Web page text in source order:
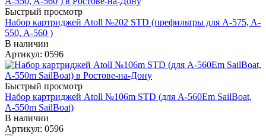
Быстрый просмотр
Набор картриджей Аtoll №202 STD (префильтры для A-575, A-
550, A-560 )
В наличии
Артикул: 0596
Быстрый просмотр
Набор картриджей Аtoll №106m STD (для А-560Еm SailBoat,
А-550m SailBoat)
В наличии
Артикул: 0596